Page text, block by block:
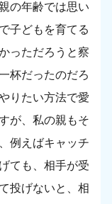
の年齢では思い
子どもを育てる
っただろうと察
杯だったのだろ
りたい方法で愛
が、私の親もそ
例えばキャッチ
ても、相手が受
投げないと、相